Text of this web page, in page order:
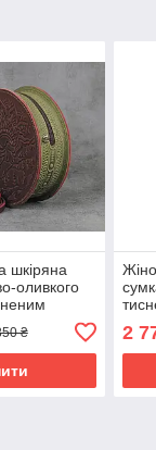
шкіряна
оливкого
₴ 2